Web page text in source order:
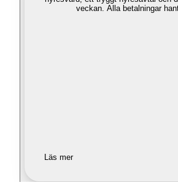
veckan. Alla betalningar
Läs mer